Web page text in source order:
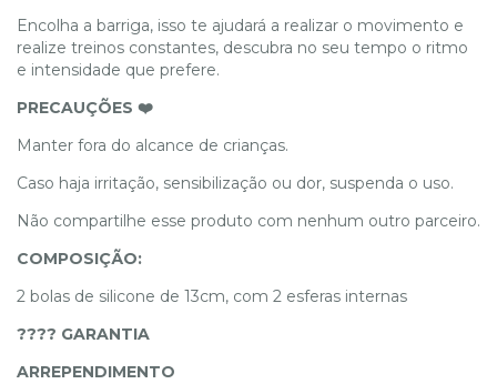
Encolha a barriga, isso te ajudará a realizar o movimento e
realize treinos constantes, descubra no seu tempo o ritmo
e intensidade que prefere.
PRECAUÇÕES ❤️
Manter fora do alcance de crianças.
Caso haja irritação, sensibilização ou dor, suspenda o uso.
Não compartilhe esse produto com nenhum outro parceiro.
COMPOSIÇÃO:
2 bolas de silicone de 13cm, com 2 esferas internas
???? GARANTIA
ARREPENDIMENTO